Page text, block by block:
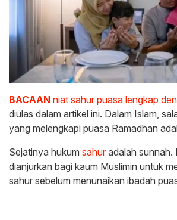
BACAAN niat sahur puasa lengkap
diulas dalam artikel ini. Dalam Islam,
yang melengkapi puasa Ramadhan
Sejatinya hukum sahuradalah sunnah.
dianjurkan bagi kaum Muslimin untuk
sahur sebelum menunaikan ibadah